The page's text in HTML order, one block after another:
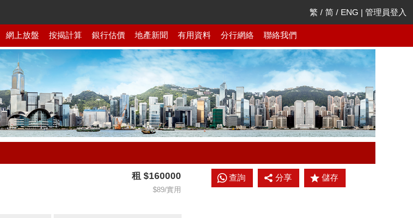
繁 / 简 / ENG | 管理員登入
網上放盤 按揭計算 銀行估價 地產新聞 有用資料 分行網絡 聯絡我們
租 $160000
$89/實用
查詢 分享 儲存